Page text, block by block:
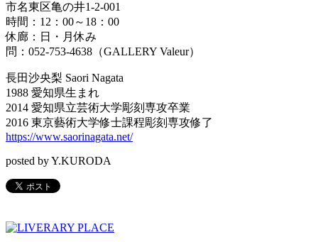
市名東区亀の井1-2-001
時間：12：00～18：00
休廊：日・月休み
問：052-753-4638（GALLERY Valeur）
長田沙央梨 Saori Nagata
1988 愛知県生まれ
2014 愛知県立芸術大学彫刻専攻卒業
2016 東京藝術大学修士課程彫刻専攻修了
https://www.saorinagata.net/
posted by Y.KURODA